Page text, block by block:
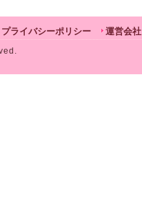
プライバシーポリシー 運営会社